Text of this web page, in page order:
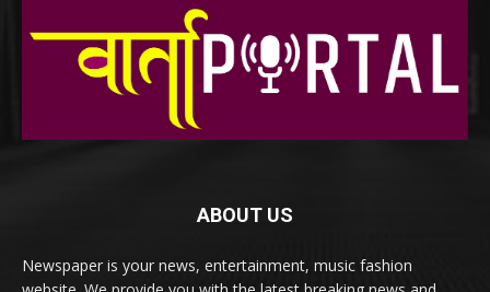
ABOUT US
Newspaper is your news, entertainment, music fashion